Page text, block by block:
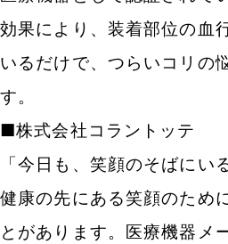
効果により、装着部位の血
いるだけで、つらいコリの
す。
■株式会社コラントッテ
「今日も、笑顔のそばにい
健康の先にある笑顔のため
とがあります。医療機器メ